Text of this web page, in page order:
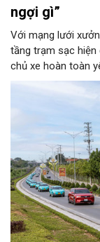
ngợi gì”
Với mạng lưới
tầng trạm sạc hiện
chủ xe hoàn toàn